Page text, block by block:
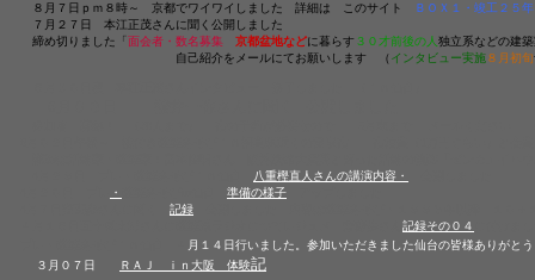
８月７日ｐｍ８時～ 京都でワイワイしました 詳細は このサイト
ＢＯＸ１・竣工２５
７月２７日 本江正茂さんに聞く公開しました
締め切りました「面会者・数名募集 京都盆地などに暮らす３０才前後の人 独立系などの建
自己紹介をメールにてお願いします （ インタビュー実施８月初旬
八重樫直人さんの講演内容 ・
・ 準備の様子
記録
記録その０４
月１４日行いました。参加いただきました仙台の皆様ありがと
３月０７日
ＲＡＪ ｉｎ大阪 体験記